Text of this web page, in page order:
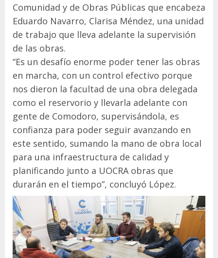
Comunidad y de Obras Públicas que encabeza
Eduardo Navarro, Clarisa Méndez, una unidad
de trabajo que lleva adelante la supervisión
de las obras.
“Es un desafío enorme poder tener las obras
en marcha, con un control efectivo porque
nos dieron la facultad de una obra delegada
como el reservorio y llevarla adelante con
gente de Comodoro, supervisándola, es
confianza para poder seguir avanzando en
este sentido, sumando la mano de obra local
para una infraestructura de calidad y
planificando junto a UOCRA obras que
durarán en el tiempo”, concluyó López.